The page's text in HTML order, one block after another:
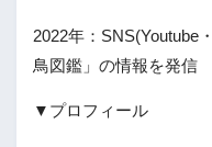
2022年：SNS(Youtube
鳥図鑑」の情報を発信
▼プロフィール